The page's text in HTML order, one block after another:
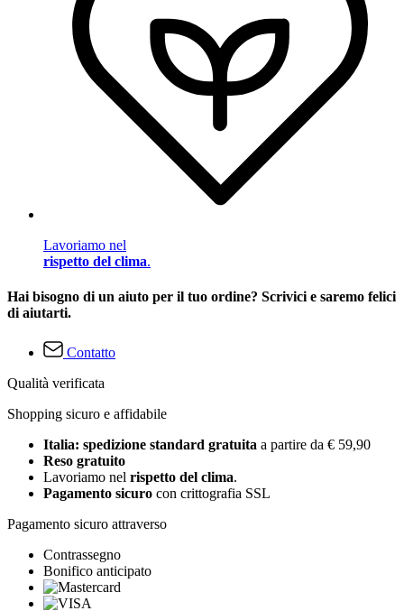
Lavoriamo nel
rispetto del clima.
Hai bisogno di un aiuto per il tuo ordine? Scrivici e saremo felici
di aiutarti.
Contatto
Qualità verificata
Shopping sicuro e affidabile
Italia: spedizione standard gratuita a partire da € 59,90
Reso gratuito
Lavoriamo nel rispetto del clima.
Pagamento sicuro con crittografia SSL
Pagamento sicuro attraverso
Contrassegno
Bonifico anticipato